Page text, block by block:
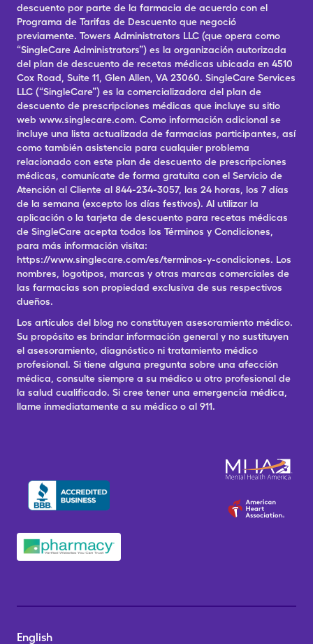
descuento por parte de la farmacia de acuerdo con el
Programa de Tarifas de Descuento que negoció
previamente. Towers Administrators LLC (que opera como
“SingleCare Administrators”) es la organización autorizada
del plan de descuento de recetas médicas ubicada en 4510
Cox Road, Suite 11, Glen Allen, VA 23060. SingleCare Services
LLC (“SingleCare”) es la comercializadora del plan de
descuento de prescripciones médicas que incluye su sitio
web www.singlecare.com. Como información adicional se
incluye una lista actualizada de farmacias participantes, así
como también asistencia para cualquier problema
relacionado con este plan de descuento de prescripciones
médicas, comunícate de forma gratuita con el Servicio de
Atención al Cliente al 844-234-3057, las 24 horas, los 7 días
de la semana (excepto los días festivos). Al utilizar la
aplicación o la tarjeta de descuento para recetas médicas
de SingleCare acepta todos los Términos y Condiciones,
para más información visita:
https://www.singlecare.com/es/terminos-y-condiciones. Los
nombres, logotipos, marcas y otras marcas comerciales de
las farmacias son propiedad exclusiva de sus respectivos
dueños.
Los artículos del blog no constituyen asesoramiento médico.
Su propósito es brindar información general y no sustituyen
el asesoramiento, diagnóstico ni tratamiento médico
profesional. Si tiene alguna pregunta sobre una afección
médica, consulte siempre a su médico u otro profesional de
la salud cualificado. Si cree tener una emergencia médica,
llame inmediatamente a su médico o al 911.
English